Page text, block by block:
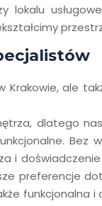
lokalu
ale
dlatego
i
preferencje
funkcjonalna